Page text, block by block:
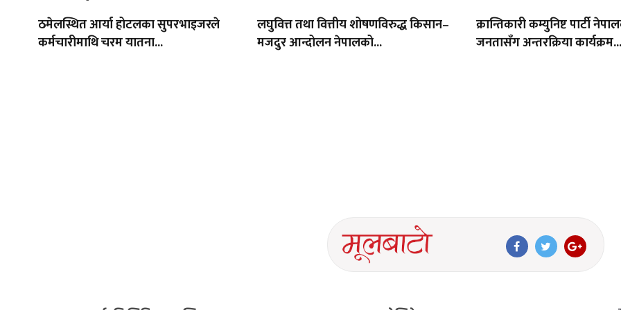
ठमेलस्थित आर्या होटलका सुपरभाइजरले
कर्मचारीमाथि चरम यातना...
लघुवित्त तथा वित्तीय शोषणविरुद्ध किसान–
मजदुर आन्दोलन नेपालको...
क्रान्तिकारी कम्युनिष्ट पार्टी
जनतासँग अन्तरक्रिया कार्यक्रम...